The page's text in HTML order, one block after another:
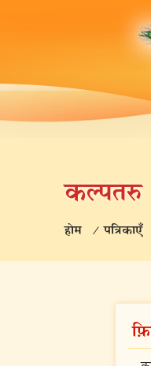
कल्पतरु
होम / पत्रिकाएँ